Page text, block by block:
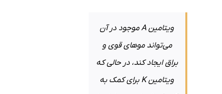
ویتامین A موجود در آن
می‌تواند موهای قوی و
براق ایجاد کند، در حالی که
ویتامین K برای کمک به